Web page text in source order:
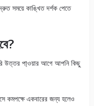
সময়ে কাঙ্খিত দর্শক পেতে
উত্তর পা্ওয়ার আগে আপনি কিছু
কমপক্ষে একবারের জন্য হলেও